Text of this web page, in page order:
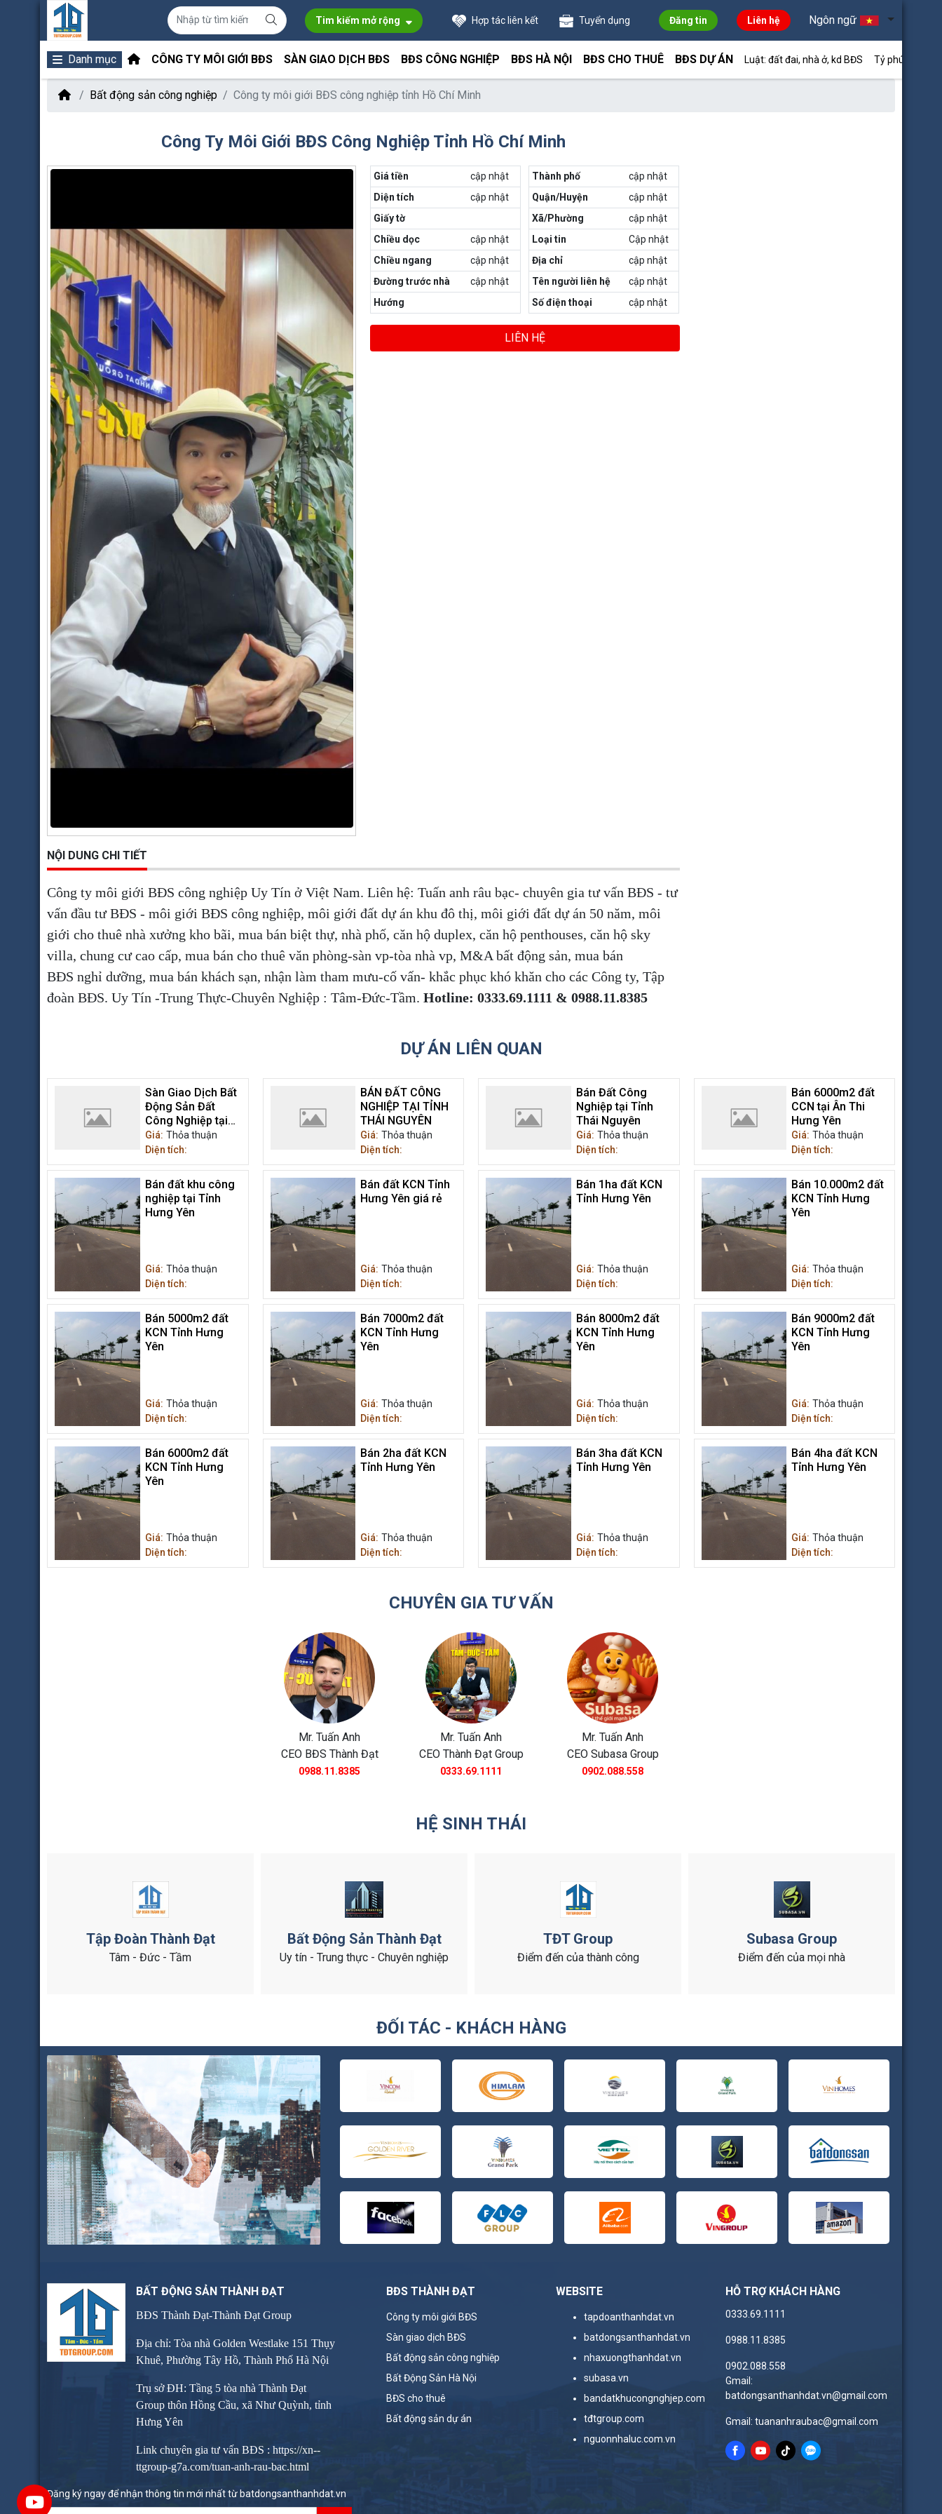
Tim kiếm mở rộng Hợp tác liên kết Tuyển dụng Đăng tin Liên hệ Ngôn ngữ
Danh mục CÔNG TY MÔI GIỚI BĐS SÀN GIAO DỊCH BĐS BĐS CÔNG NGHIỆP BĐS HÀ NỘI BĐS CHO THUÊ BĐS DỰ ÁN Luật: đất đai, nhà ở, kd BĐS Tỷ phú môi
Bất động sản công nghiệp Công ty môi giới BĐS công nghiệp tỉnh Hồ Chí Minh
Công Ty Môi Giới BĐS Công Nghiệp Tỉnh Hồ Chí Minh
Giá tiền
cập nhật
Diện tích
cập nhật
Giấy tờ
Chiều dọc
cập nhật
Chiều ngang
cập nhật
Đường trước nhà
cập nhật
Hướng
Thành phố
cập nhật
Quận/Huyện
cập nhật
Xã/Phường
cập nhật
Loại tin
Cập nhật
Địa chỉ
cập nhật
Tên người liên hệ
cập nhật
Số điện thoại
cập nhật
LIÊN HỆ
NỘI DUNG CHI TIẾT
Công ty môi giới BĐS công nghiệp Uy Tín ở Việt Nam. Liên hệ: Tuấn anh râu bạc- chuyên gia tư vấn BĐS - tư
vấn đầu tư BĐS - môi giới BĐS công nghiệp, môi giới đất dự án khu đô thị, môi giới đất dự án 50 năm, môi
giới cho thuê nhà xưởng kho bãi, mua bán biệt thự, nhà phố, căn hộ duplex, căn hộ penthouses, căn hộ sky
villa, chung cư cao cấp, mua bán cho thuê văn phòng-sàn vp-tòa nhà vp, M&A bất động sản, mua bán
BĐS nghỉ dưỡng, mua bán khách sạn, nhận làm tham mưu-cố vấn- khắc phục khó khăn cho các Công ty, Tập
đoàn BĐS. Uy Tín -Trung Thực-Chuyên Nghiệp : Tâm-Đức-Tầm. Hotline: 0333.69.1111 & 0988.11.8385
DỰ ÁN LIÊN QUAN
Sàn Giao Dịch Bất
Động Sản Đất
Công Nghiệp tại
Hưng Yên
Giá: Thỏa thuận
Diện tích:
BÁN ĐẤT CÔNG
NGHIỆP TẠI TỈNH
THÁI NGUYÊN
Giá: Thỏa thuận
Diện tích:
Bán Đất Công
Nghiệp tại Tỉnh
Thái Nguyên
Giá: Thỏa thuận
Diện tích:
Bán 6000m2 đất
CCN tại Ân Thi
Hưng Yên
Giá: Thỏa thuận
Diện tích:
Bán đất khu công
nghiệp tại Tỉnh
Hưng Yên
Giá: Thỏa thuận
Diện tích:
Bán đất KCN Tỉnh
Hưng Yên giá rẻ
Giá: Thỏa thuận
Diện tích:
Bán 1ha đất KCN
Tỉnh Hưng Yên
Giá: Thỏa thuận
Diện tích:
Bán 10.000m2 đất
KCN Tỉnh Hưng
Yên
Giá: Thỏa thuận
Diện tích:
Bán 5000m2 đất
KCN Tỉnh Hưng
Yên
Giá: Thỏa thuận
Diện tích:
Bán 7000m2 đất
KCN Tỉnh Hưng
Yên
Giá: Thỏa thuận
Diện tích:
Bán 8000m2 đất
KCN Tỉnh Hưng
Yên
Giá: Thỏa thuận
Diện tích:
Bán 9000m2 đất
KCN Tỉnh Hưng
Yên
Giá: Thỏa thuận
Diện tích:
Bán 6000m2 đất
KCN Tỉnh Hưng
Yên
Giá: Thỏa thuận
Diện tích:
Bán 2ha đất KCN
Tỉnh Hưng Yên
Giá: Thỏa thuận
Diện tích:
Bán 3ha đất KCN
Tỉnh Hưng Yên
Giá: Thỏa thuận
Diện tích:
Bán 4ha đất KCN
Tỉnh Hưng Yên
Giá: Thỏa thuận
Diện tích:
CHUYÊN GIA TƯ VẤN
Mr. Tuấn Anh
CEO BĐS Thành Đạt
0988.11.8385
Mr. Tuấn Anh
CEO Thành Đạt Group
0333.69.1111
Mr. Tuấn Anh
CEO Subasa Group
0902.088.558
HỆ SINH THÁI
Tập Đoàn Thành Đạt
Tâm - Đức - Tầm
Bất Động Sản Thành Đạt
Uy tín - Trung thực - Chuyên nghiệp
TĐT Group
Điểm đến của thành công
Subasa Group
Điểm đến của mọi nhà
ĐỐI TÁC - KHÁCH HÀNG
BẤT ĐỘNG SẢN THÀNH ĐẠT
BĐS Thành Đạt-Thành Đạt Group
Địa chỉ: Tòa nhà Golden Westlake 151 Thụy
Khuê, Phường Tây Hồ, Thành Phố Hà Nội
Trụ sở ĐH: Tầng 5 tòa nhà Thành Đạt
Group thôn Hồng Cầu, xã Như Quỳnh, tỉnh
Hưng Yên
Link chuyên gia tư vấn BĐS :https://xn--
ttgroup-g7a.com/tuan-anh-rau-bac.html
BĐS THÀNH ĐẠT
Công ty môi giới BĐS
Sàn giao dịch BĐS
Bất động sản công nghiệp
Bất Động Sản Hà Nội
BĐS cho thuê
Bất động sản dự án
WEBSITE
tapdoanthanhdat.vn
batdongsanthanhdat.vn
nhaxuongthanhdat.vn
subasa.vn
bandatkhucongnghjep.com
tđtgroup.com
nguonnhaluc.com.vn
HỖ TRỢ KHÁCH HÀNG
0333.69.1111
0988.11.8385
0902.088.558
Gmail:
batdongsanthanhdat.vn@gmail.com
Gmail: tuananhraubac@gmail.com
Đăng ký ngay để nhận thông tin mới nhất từ batdongsanthanhdat.vn